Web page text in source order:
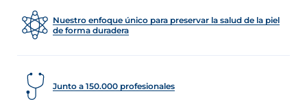
Nuestro enfoque único para preservar la salud de la piel
de forma duradera
Junto a 150.000 profesionales